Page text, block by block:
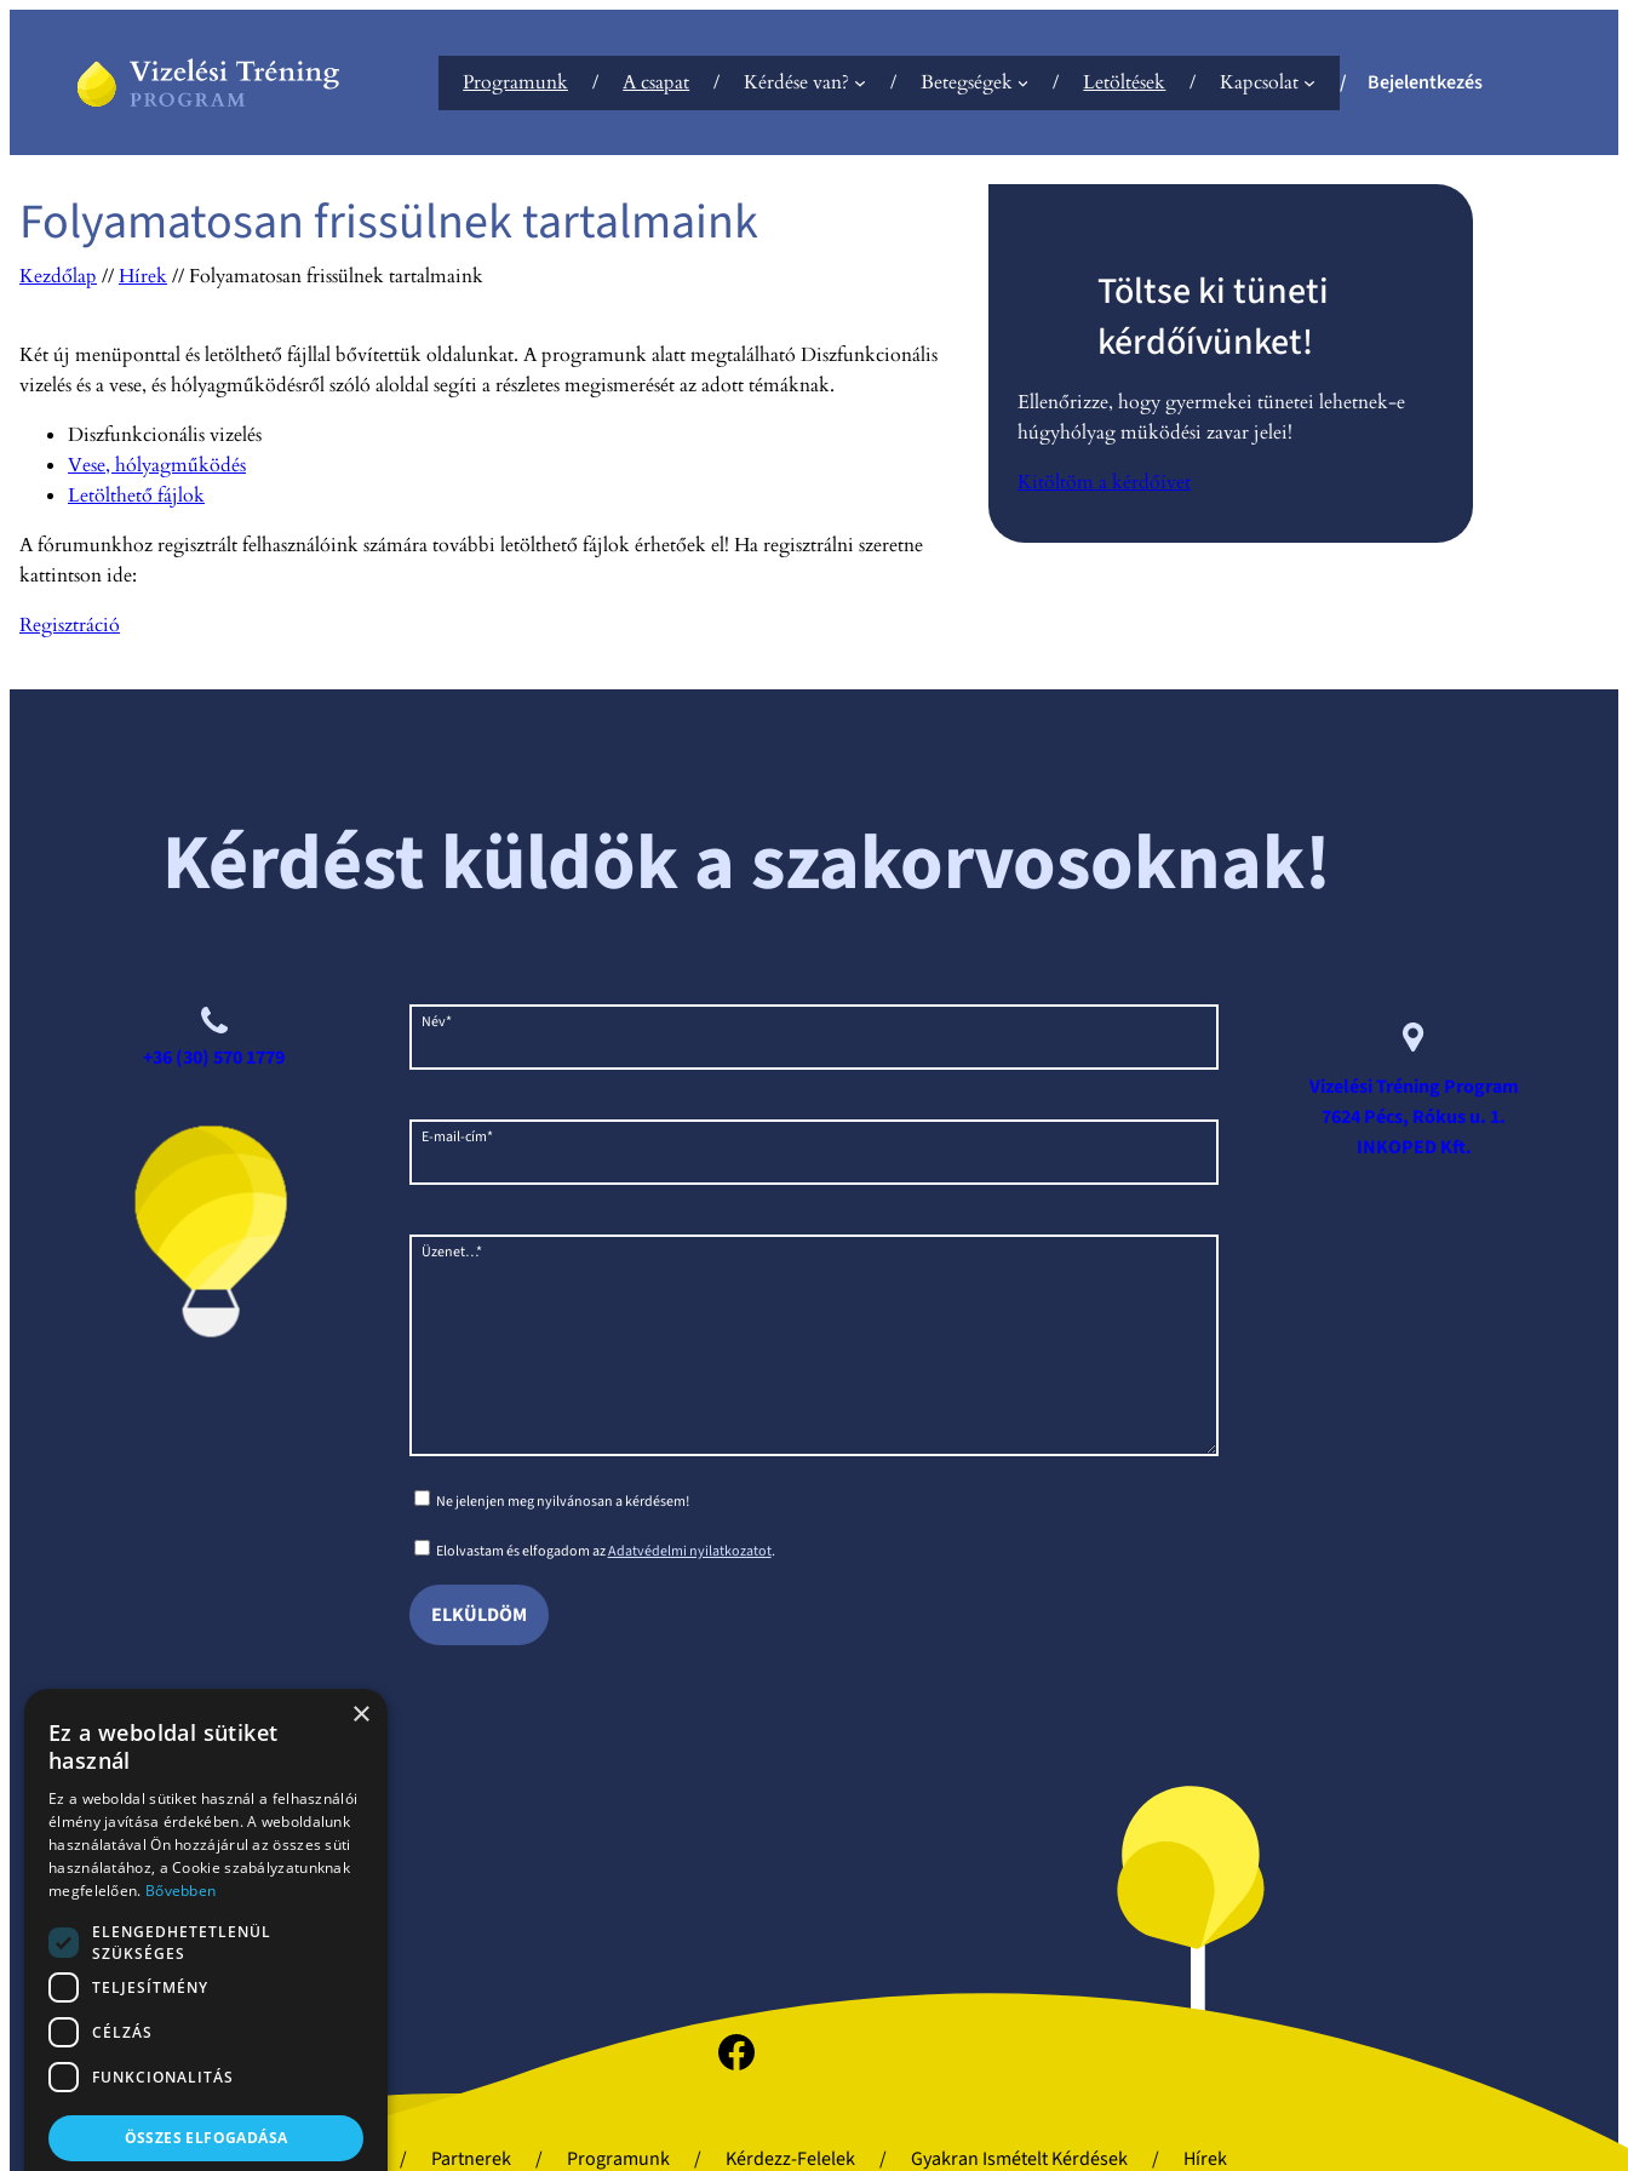
tartalomhoz
Programunk A csapat Kérdése van? Betegségek Letöltések Kapcsolat Bejelentkezés
Folyamatosan frissülnek tartalmaink
Kezdőlap //Hírek//Folyamatosan frissülnek tartalmaink
Két új menüponttal és letölthető fájllal bővítettük oldalunkat. A programunk alatt megtalálható Diszfunkcionális
vizelés és a vese, és hólyagműködésről szóló aloldal segíti a részletes megismerését az adott témáknak.
Diszfunkcionális vizelés
Vese, hólyagműködés
Letölthető fájlok
A fórumunkhoz regisztrált felhasználóink számára további letölthető fájlok érhetőek el! Ha regisztrálni szeretne
kattintson ide:
Regisztráció
Töltse ki tüneti
kérdőívünket!
Ellenőrizze, hogy gyermekei tünetei lehetnek-e
húgyhólyag müködési zavar jelei!
Kitöltöm a kérdőívet
Kérdést küldök a szakorvosoknak!
+36 (30) 570 1779
Név*
E-mail-cím*
Üzenet…*
Ne jelenjen meg nyilvánosan a kérdésem!
Elolvastam és elfogadom azAdatvédelmi nyilatkozatot.
Vizelési Tréning Program
7624 Pécs, Rókus u. 1.
INKOPED Kft.
Facebook
Szakrendelések Partnerek Programunk Kérdezz-Felelek Gyakran Ismételt Kérdések Hírek
×
Ez a weboldal sütiket
használ
Ez a weboldal sütiket használ a felhasználói
élmény javítása érdekében. A weboldalunk
használatával Ön hozzájárul az összes süti
használatához, a Cookie szabályzatunknak
megfelelően. Bővebben
ELENGEDHETETLENÜL
SZÜKSÉGES
TELJESÍTMÉNY
CÉLZÁS
FUNKCIONALITÁS
ÖSSZES ELFOGADÁSA